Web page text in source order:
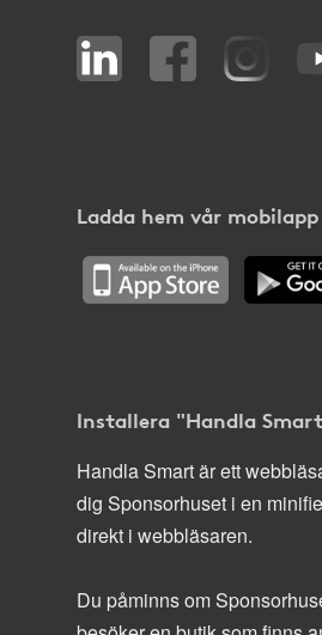
Ladda hem vår mobilapp
Installera "Handla
Handla Smart är ett
dig Sponsorhuset i en
direkt i webbläsaren.
Du påminns om